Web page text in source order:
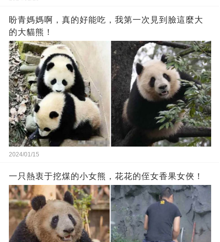
盼青媽媽啊，真的好能吃，我第一次見到臉這麼大
的大貓熊！
2024/01/15
一只熱衷于挖煤的小女熊，花花的侄女香果女俠！